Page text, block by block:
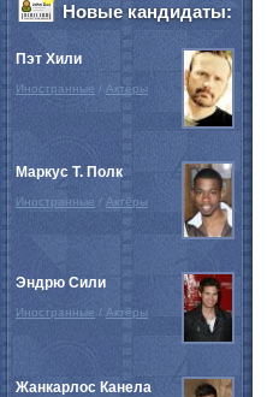
Новые кандидаты:
Пэт Хили
Иностранные / Актёры
Маркус Т. Полк
Иностранные / Актёры
Эндрю Сили
Иностранные / Актёры
Жанкарлос Канела